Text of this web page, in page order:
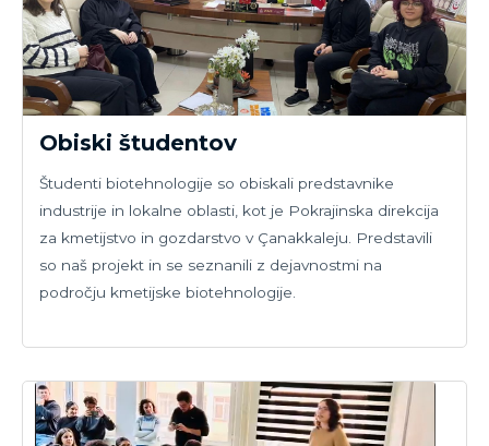
Obiski študentov
Študenti biotehnologije so obiskali predstavnike
industrije in lokalne oblasti, kot je Pokrajinska direkcija
za kmetijstvo in gozdarstvo v Çanakkaleju. Predstavili
so naš projekt in se seznanili z dejavnostmi na
področju kmetijske biotehnologije.